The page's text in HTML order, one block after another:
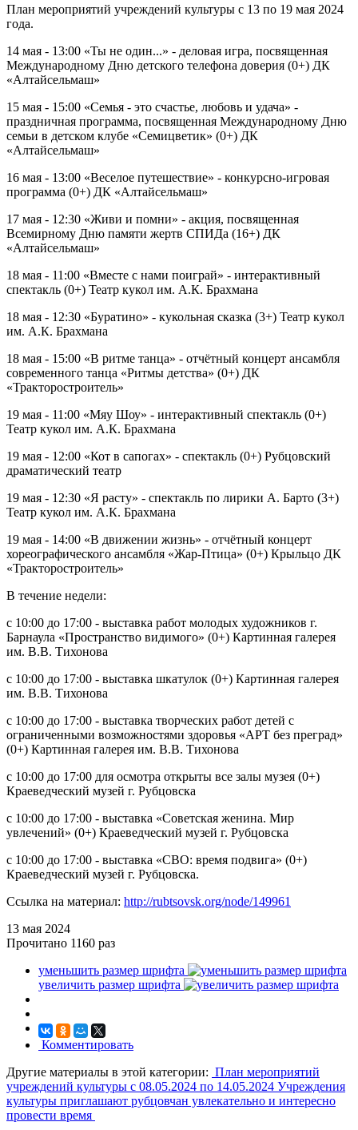
План мероприятий учреждений культуры с 13 по 19 мая 2024
года.
14 мая - 13:00 «Ты не один...» - деловая игра, посвященная
Международному Дню детского телефона доверия (0+) ДК
«Алтайсельмаш»
15 мая - 15:00 «Семья - это счастье, любовь и удача» -
праздничная программа, посвященная Международному Дню
семьи в детском клубе «Семицветик» (0+) ДК
«Алтайсельмаш»
16 мая - 13:00 «Веселое путешествие» - конкурсно-игровая
программа (0+) ДК «Алтайсельмаш»
17 мая - 12:30 «Живи и помни» - акция, посвященная
Всемирному Дню памяти жертв СПИДа (16+) ДК
«Алтайсельмаш»
18 мая - 11:00 «Вместе с нами поиграй» - интерактивный
спектакль (0+) Театр кукол им. А.К. Брахмана
18 мая - 12:30 «Буратино» - кукольная сказка (3+) Театр кукол
им. А.К. Брахмана
18 мая - 15:00 «В ритме танца» - отчётный концерт ансамбля
современного танца «Ритмы детства» (0+) ДК
«Тракторостроитель»
19 мая - 11:00 «Мяу Шоу» - интерактивный спектакль (0+)
Театр кукол им. А.К. Брахмана
19 мая - 12:00 «Кот в сапогах» - спектакль (0+) Рубцовский
драматический театр
19 мая - 12:30 «Я расту» - спектакль по лирики А. Барто (3+)
Театр кукол им. А.К. Брахмана
19 мая - 14:00 «В движении жизнь» - отчётный концерт
хореографического ансамбля «Жар-Птица» (0+) Крыльцо ДК
«Тракторостроитель»
В течение недели:
с 10:00 до 17:00 - выставка работ молодых художников г.
Барнаула «Пространство видимого» (0+) Картинная галерея
им. В.В. Тихонова
с 10:00 до 17:00 - выставка шкатулок (0+) Картинная галерея
им. В.В. Тихонова
с 10:00 до 17:00 - выставка творческих работ детей с
ограниченными возможностями здоровья «АРТ без преград»
(0+) Картинная галерея им. В.В. Тихонова
с 10:00 до 17:00 для осмотра открыты все залы музея (0+)
Краеведческий музей г. Рубцовска
с 10:00 до 17:00 - выставка «Советская женина. Мир
увлечений» (0+) Краеведческий музей г. Рубцовска
с 10:00 до 17:00 - выставка «СВО: время подвига» (0+)
Краеведческий музей г. Рубцовска.
Ссылка на материал: http://rubtsovsk.org/node/149961
13 мая 2024
Прочитано 1160 раз
уменьшить размер шрифта
увеличить размер шрифта
Комментировать
Другие материалы в этой категории: План мероприятий
учреждений культуры с 08.05.2024 по 14.05.2024 Учреждения
культуры приглашают рубцовчан увлекательно и интересно
провести время